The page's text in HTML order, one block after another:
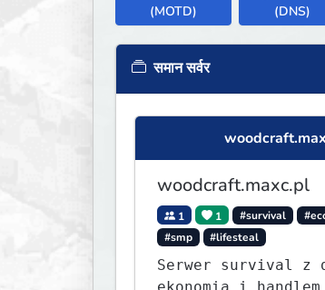
(MOTD)
(DNS)
समान सर्वर
woodcraft.maxc.pl
1 1 #survival
#smp
#lifesteal
Serwer survival z